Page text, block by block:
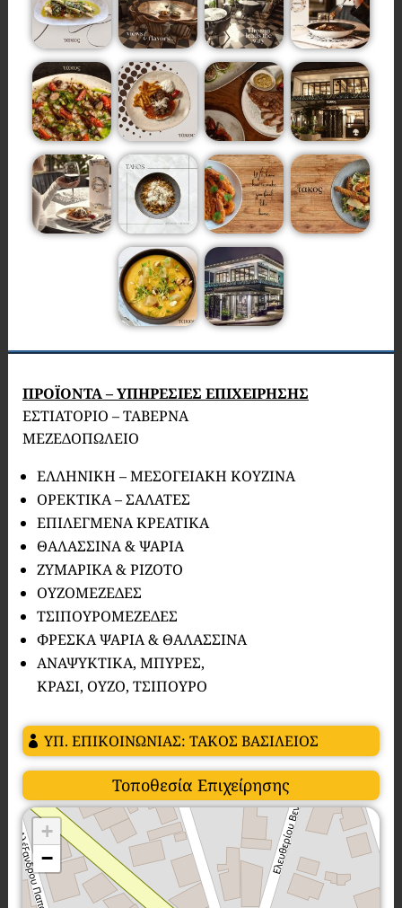
ΠΡΟΪΟΝΤΑ – ΥΠΗΡΕΣΙΕΣ ΕΠΙΧΕΙΡΗΣΗΣ
ΕΣΤΙΑΤΟΡΙΟ – ΤΑΒΕΡΝΑ
ΜΕΖΕΔΟΠΩΛΕΙΟ
ΕΛΛΗΝΙΚΗ – ΜΕΣΟΓΕΙΑΚΗ ΚΟΥΖΙΝΑ
ΟΡΕΚΤΙΚΑ – ΣΑΛΑΤΕΣ
ΕΠΙΛΕΓΜΕΝΑ ΚΡΕΑΤΙΚΑ
ΘΑΛΑΣΣΙΝΑ & ΨΑΡΙΑ
ΖΥΜΑΡΙΚΑ & ΡΙΖΟΤΟ
ΟΥΖΟΜΕΖΕΔΕΣ
ΤΣΙΠΟΥΡΟΜΕΖΕΔΕΣ
ΦΡΕΣΚΑ ΨΑΡΙΑ & ΘΑΛΑΣΣΙΝΑ
ΑΝΑΨΥΚΤΙΚΑ, ΜΠΥΡΕΣ,
ΚΡΑΣΙ, ΟΥΖΟ, ΤΣΙΠΟΥΡΟ
ΥΠ. ΕΠΙΚΟΙΝΩΝΙΑΣ: ΤΑΚΟΣ ΒΑΣΙΛΕΙΟΣ
Τοποθεσία Επιχείρησης
+
−